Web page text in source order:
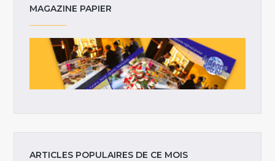
MAGAZINE PAPIER
ARTICLES POPULAIRES DE CE MOIS